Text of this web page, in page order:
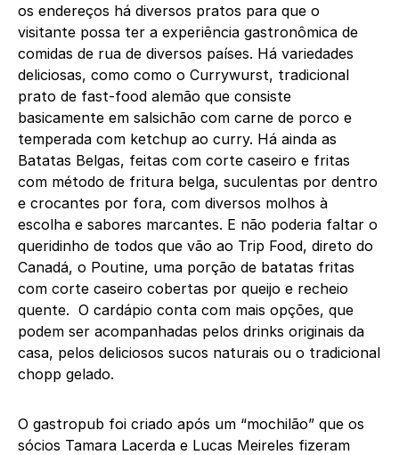
os endereços há diversos pratos para que o
visitante possa ter a experiência gastronômica de
comidas de rua de diversos países. Há variedades
deliciosas, como como o Currywurst, tradicional
prato de fast-food alemão que consiste
basicamente em salsichão com carne de porco e
temperada com ketchup ao curry. Há ainda as
Batatas Belgas, feitas com corte caseiro e fritas
com método de fritura belga, suculentas por dentro
e crocantes por fora, com diversos molhos à
escolha e sabores marcantes. E não poderia faltar o
queridinho de todos que vão ao Trip Food, direto do
Canadá, o Poutine, uma porção de batatas fritas
com corte caseiro cobertas por queijo e recheio
quente. O cardápio conta com mais opções, que
podem ser acompanhadas pelos drinks originais da
casa, pelos deliciosos sucos naturais ou o tradicional
chopp gelado.
O gastropub foi criado após um “mochilão” que os
sócios Tamara Lacerda e Lucas Meireles fizeram